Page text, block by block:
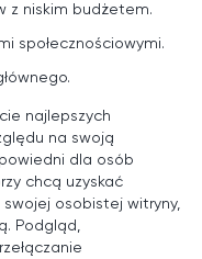
z niskim budżetem.
społecznościowymi.
najlepszych
na swoją
dla osób
chcą uzyskać
osobistej witryny,
Podgląd,